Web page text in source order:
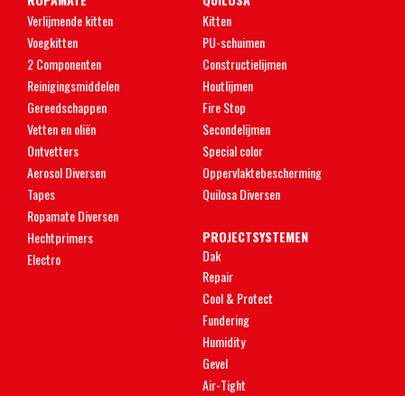
Verlijmende kitten
Voegkitten
2 Componenten
Reinigingsmiddelen
Gereedschappen
Vetten en oliën
Ontvetters
Aerosol Diversen
Tapes
Ropamate Diversen
Hechtprimers
Electro
Kitten
PU-schuimen
Constructielijmen
Houtlijmen
Fire Stop
Secondelijmen
Special color
Oppervlaktebescherming
Quilosa Diversen
PROJECTSYSTEMEN
Dak
Repair
Cool & Protect
Fundering
Humidity
Gevel
Air-Tight